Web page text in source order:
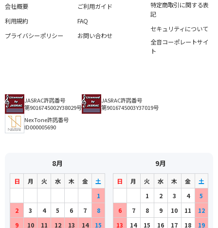
会社概要
利用規約
プライバシーポリシー
ご利用ガイド
FAQ
お問い合わせ
特定商取引に関する表
記
セキュリティについて
全音コーポレートサイ
ト
JASRAC許諾番号
第9016745002Y38029号
JASRAC許諾番号
第9016745003Y37019号
NexTone許諾番号
ID000005690
8月
日 月 火 水 木 金
土
1
2
3 4 5 6 7
8
9
10 11 12 13 14 15
9月
日 月 火 水 木 金
土
1
2 3 4
5
6
7 8 9 10 11
12
13
14 15 16 17 18 19